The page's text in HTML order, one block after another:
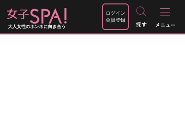
大人女性のホンネに向き合う
ログイン
会員登録